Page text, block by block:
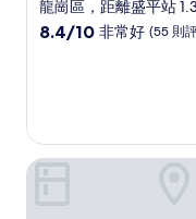
級
龍崗區，距離盛平站
8.4
非
常
8.4/10 非常好 (55 則
華策美洲飯店（深圳